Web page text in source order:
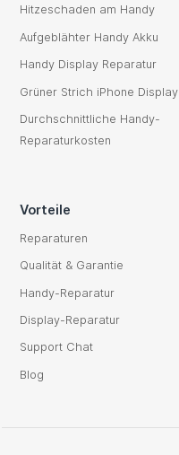
Hitzeschaden am Handy
Aufgeblähter Handy Akku
Handy Display Reparatur
Grüner Strich iPhone Display
Durchschnittliche Handy-
Reparaturkosten
Vorteile
Reparaturen
Qualität & Garantie
Handy-Reparatur
Display-Reparatur
Support Chat
Blog